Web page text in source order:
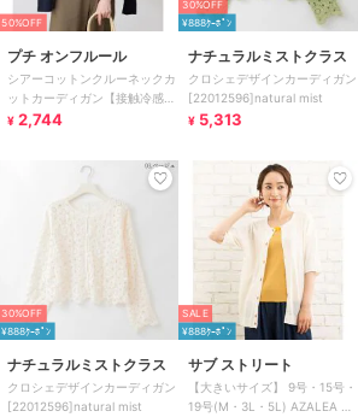
50%OFF
プチ オンフルール
シアーコットンクルーネックカ
ットカーディガン【接触冷感・
UVカット】
¥ 2,744
30%OFF
¥888ｸｰﾎﾟﾝ
ナチュラルミストクラス
クロシェデザインカーディガン
[22012596]natural mist
¥ 5,313
30%OFF
¥888ｸｰﾎﾟﾝ
ナチュラルミストクラス
クロシェデザインカーディガン
[22012596]natural mist
SALE
¥888ｸｰﾎﾟﾝ
サブ ストリート
【大きいサイズ】 9号・15号・
19号(M・3L・5L) AZALEA カ